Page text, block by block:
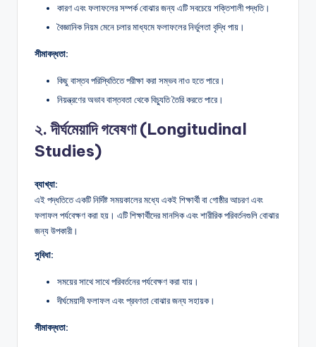
কারণ এবং ফলাফলের সম্পর্ক বোঝার জন্য এটি সবচেয়ে শক্তিশালী পদ্ধতি।
বৈজ্ঞানিক নিয়ম মেনে চলার মাধ্যমে ফলাফলের নির্ভুলতা বৃদ্ধি পায়।
সীমাবদ্ধতা:
কিছু বাস্তব পরিস্থিতিতে পরীক্ষা করা সম্ভব নাও হতে পারে।
নিয়ন্ত্রণের অভাব বাস্তবতা থেকে বিচ্যুতি তৈরি করতে পারে।
২. দীর্ঘমেয়াদি গবেষণা (Longitudinal
Studies)
ব্যাখ্যা:
এই পদ্ধতিতে একটি নির্দিষ্ট সময়কালের মধ্যে একই শিক্ষার্থী বা গোষ্ঠীর আচরণ এবং
ফলাফল পর্যবেক্ষণ করা হয়। এটি শিক্ষার্থীদের মানসিক এবং শারীরিক পরিবর্তনগুলি বোঝার
জন্য উপকারী।
সুবিধা:
সময়ের সাথে সাথে পরিবর্তনের পর্যবেক্ষণ করা যায়।
দীর্ঘমেয়াদী ফলাফল এবং প্রবণতা বোঝার জন্য সহায়ক।
সীমাবদ্ধতা: